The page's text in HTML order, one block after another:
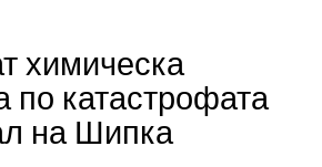
37-годишният бе
1 година и 8 месеца
чието изпълнение бб отложено
и 6 месеца.
химическа
по катастрофата
на Шипка